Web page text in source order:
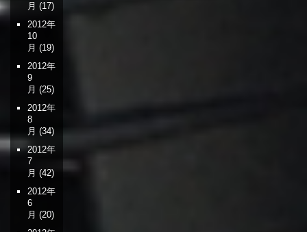
月 (17)
2012年
10
月 (19)
2012年
9
月 (25)
2012年
8
月 (34)
2012年
7
月 (42)
2012年
6
月 (20)